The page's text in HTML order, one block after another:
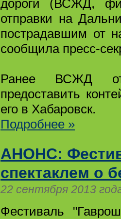
дороги (ВСЖД,
отправки на
пострадавшим от
сообщила пресс-
Ранее ВСЖД
предоставить
его в Хабаровск.
Подробнее »
АНОНС:
спектаклем о
22 сентября 2013
Фестиваль